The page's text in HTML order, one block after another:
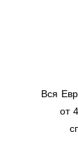
Вся
от